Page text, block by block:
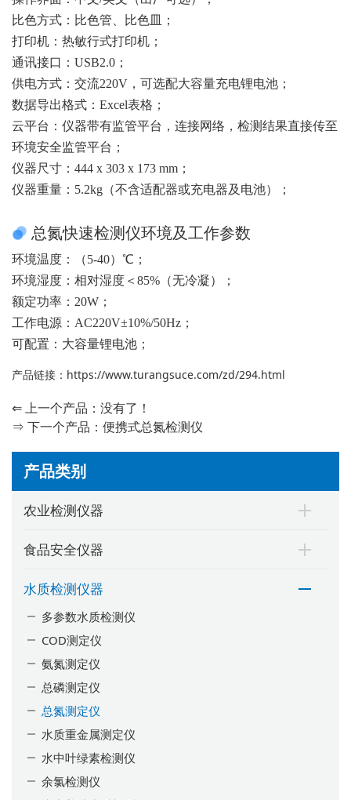
产品类别
农业检测仪器
食品安全仪器
水质检测仪器
多参数水质检测仪
COD测定仪
氨氮测定仪
总磷测定仪
总氮测定仪
水质重金属测定仪
水中叶绿素检测仪
余氯检测仪
比色方式：比色管、比色皿；
打印机：热敏行式打印机；
通讯接口：USB2.0；
供电方式：交流220V，可选配大容量充电锂电池；
数据导出格式：Excel表格；
云平台：仪器带有监管平台，连接网络，检测结果直接传至
环境安全监管平台；
仪器尺寸：444 x 303 x 173 mm；
仪器重量：5.2kg（不含适配器或充电器及电池）；
总氮快速检测仪环境及工作参数
环境温度：（5-40）℃；
环境湿度：相对湿度＜85%（无冷凝）；
额定功率：20W；
工作电源：AC220V±10%/50Hz；
可配置：大容量锂电池；
产品链接： https://www.turangsuce.com/zd/294.html
⇐ 上一个产品：没有了！
⇒ 下一个产品： 便携式总氮检测仪